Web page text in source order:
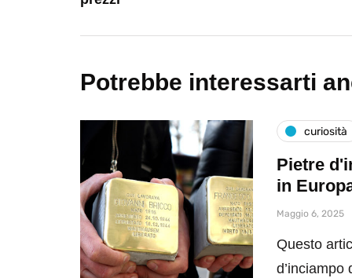
Potrebbe interessarti
curiosità
Pietre
in
Maggio 6, 2025
Questo
d’inciampo